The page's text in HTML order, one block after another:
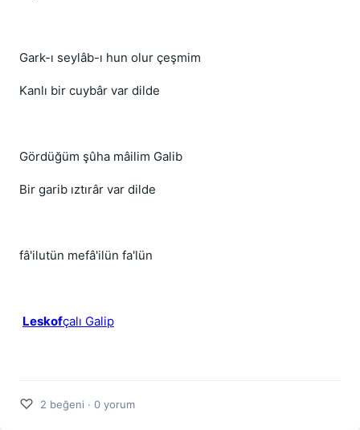
Gark-ı seylâb-ı hun olur çeşmim
Kanlı bir cuybâr var dilde
Gördüğüm şûha mâilim Galib
Bir garib ıztırâr var dilde
fâ'ilutün mefâ'ilün fa'lün
Leskofçalı Galip
♡ 2 beğeni · 0 yorum